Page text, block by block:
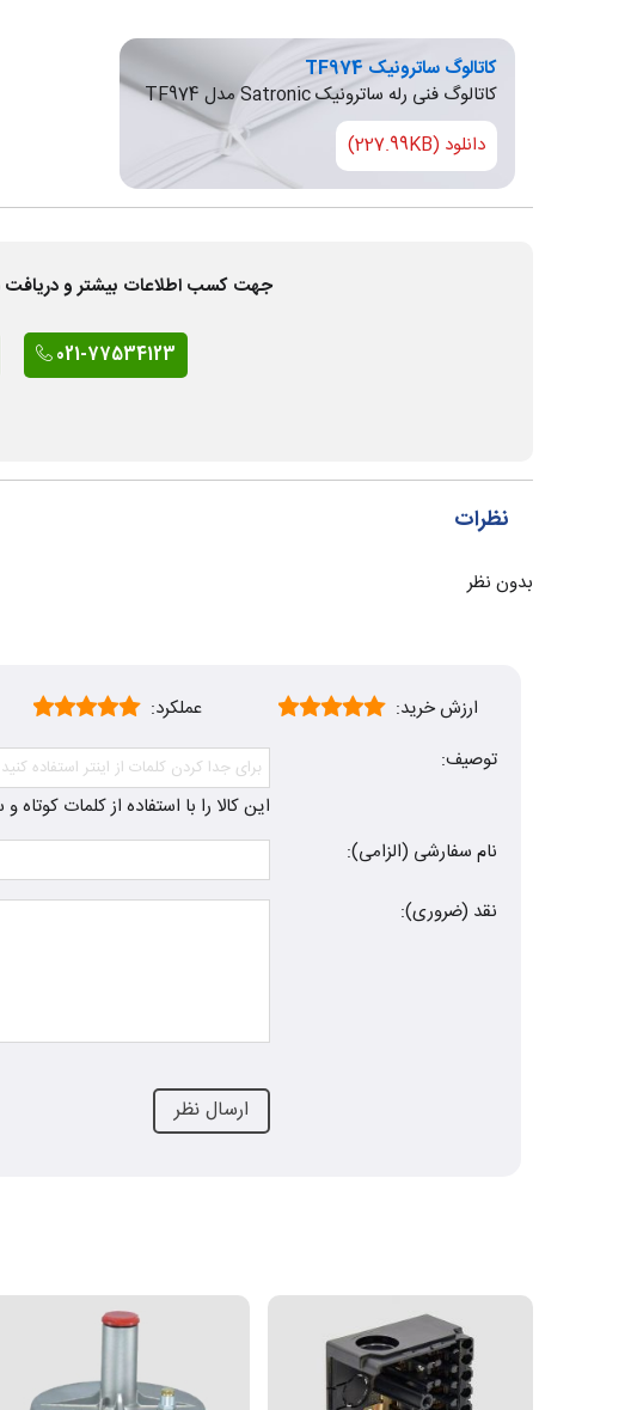
کاتالوگ ساترونیک TF974
کاتالوگ فنی رله ساترونیک Satronic مدل TF974
دانلود (227.99KB)
جهت کسب اطلاعات بیشتر و دریافت
021-77534123
نظرات
بدون نظر
ارزش خرید: عملکرد:
توصیف:
این کالا را با استفاده از کلمات
نام سفارشی (الزامی):
نقد (ضروری):